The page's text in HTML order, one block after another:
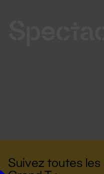
Suivez toutes